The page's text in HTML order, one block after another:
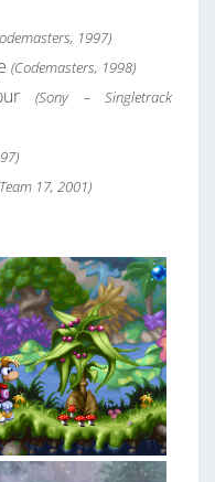
1997)
(Codemasters, 1998)
(Sony – Singletrack
17, 2001)